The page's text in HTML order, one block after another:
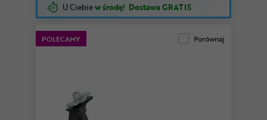
U Ciebiew środę! Dostawa GRATIS
POLECAMY Porównaj